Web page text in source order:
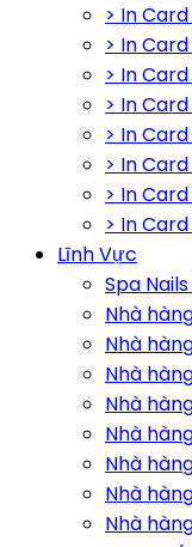
> In
> In
> In
> In
> In
> In
> In
> In
Lĩnh Vực
Spa
Nhà
Nhà
Nhà
Nhà
Nhà
Nhà
Nhà
Nhà